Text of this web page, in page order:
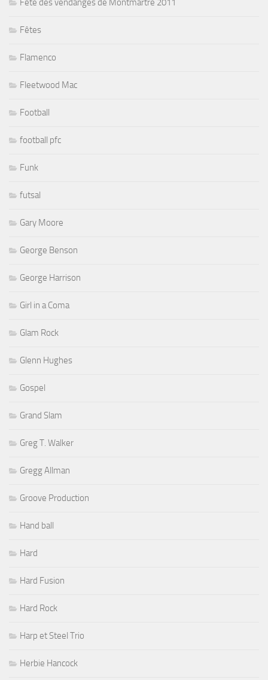
Fête des vendanges de Montmartre 2011
Fêtes
Flamenco
Fleetwood Mac
Football
football pfc
Funk
futsal
Gary Moore
George Benson
George Harrison
Girl in a Coma
Glam Rock
Glenn Hughes
Gospel
Grand Slam
Greg T. Walker
Gregg Allman
Groove Production
Hand ball
Hard
Hard Fusion
Hard Rock
Harp et Steel Trio
Herbie Hancock